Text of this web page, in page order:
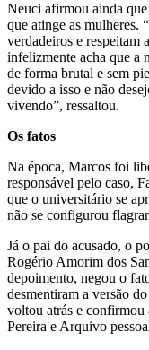
Neuci afirmou ainda
que atinge as mulheres.
verdadeiros e respeitam
infelizmente acha que a
de forma brutal e sem
devido a isso e não
vivendo”, ressaltou.
Os fatos
Na época, Marcos foi
responsável pelo caso,
que o universitário se
não se configurou
Já o pai do acusado, o
Rogério Amorim dos
depoimento, negou o
desmentiram a versão
voltou atrás e confirmou
Pereira e Arquivo